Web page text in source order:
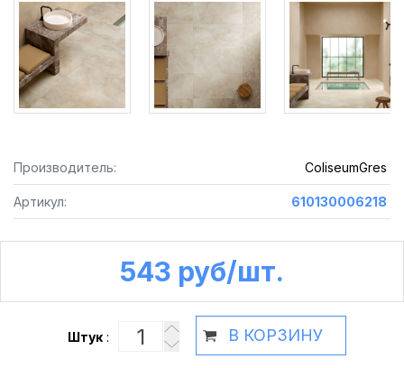
Производитель: ColiseumGres
Артикул: 610130006218
543 руб /шт.
Штук: В КОРЗИНУ